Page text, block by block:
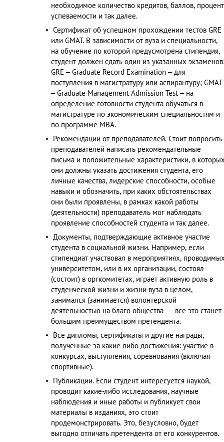
необходимое количество кредитов, баллов, процент
успеваемости и так далее.
Сертификат об успешном прохождении тестов GRE
или GMAT. В зависимости от вуза и специальности,
на обучение по которой предусмотрена стипендия,
студент должен сдать один из указанных экзаменов:
GRE – Graduate Record Examination – для
поступления в магистратуру или аспирантуру; GMAT
– Graduate Management Admission Test – на
определение готовности студента обучаться в
магистратуре по экономическим специальностям и
по программе МВА.
Рекомендации от преподавателей. Стоит попросить
преподавателей написать рекомендательные
письма и положительные характеристики, в
они должны указать достижения студента, его
личные качества, лидерские способности, особые
навыки и обозначить, при каких обстоятельствах
они были проявлены, в рамках какой работы
(деятельности) преподаватель мог наблюдать
проявление способностей студента и так далее.
Документы, подтверждающие активное участие
студента в социальной жизни. Например, если
стипендиат участвовал в мероприятиях,
университетом, или в их организации, состоял
(состоит) в оргкомитетах, играет активную роль в
студенческой жизни и жизни вуза в целом,
занимался (занимается) волонтерской
деятельностью на благо общества — все это станет
большим преимуществом претендента.
Все дипломы, сертификаты и другие награды,
полученные за какие-либо достижения: участие в
конкурсах, выступления, соревнования (включая
спортивные).
Публикации. Если студент интересуется наукой,
проводит какие-либо исследования, научные
наблюдения и иные работы и публикует свои
материалы в изданиях, это стоит
продемонстрировать. Это, безусловно, будет
выгодно отличать претендента от его конкурентов.